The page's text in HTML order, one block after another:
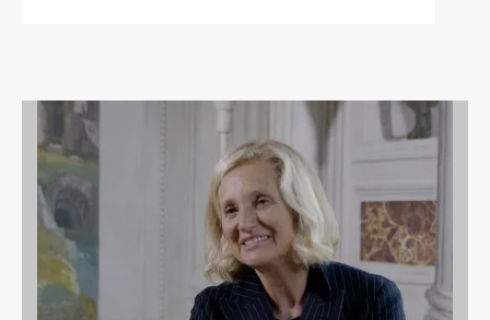
dell’acqua“. Quando parliamo di innovazione,
nello specifico caso di Villa di Maser
intendiamo il recupero del progetto originario
di Palladio, già allora estremamente
avveniristico. Il riferimento è soprattutto
all’ottimizzazione delle risorse, in particolare
dell’acqua, per...